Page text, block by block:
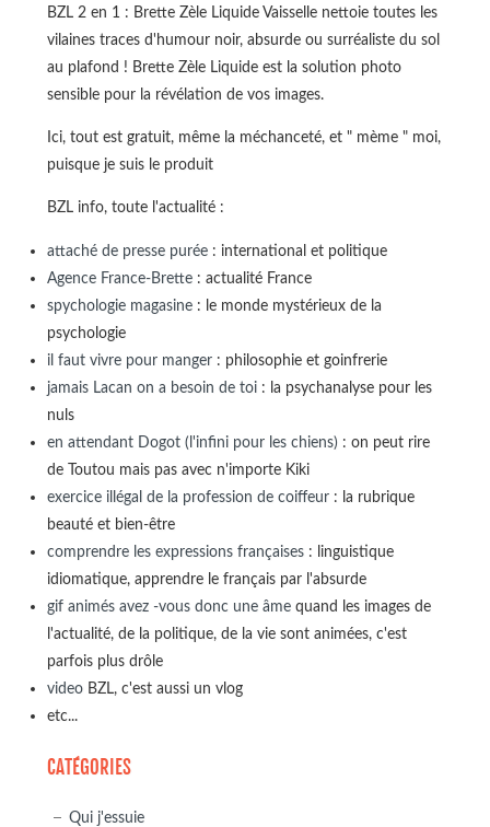
BZL 2 en 1 : Brette Zèle Liquide Vaisselle nettoie toutes les
vilaines traces d'humour noir, absurde ou surréaliste du sol
au plafond ! Brette Zèle Liquide est la solution photo
sensible pour la révélation de vos images.
Ici, tout est gratuit, même la méchanceté, et " mème " moi,
puisque je suis le produit
BZL info, toute l'actualité :
attaché de presse purée: international et politique
Agence France-Brette: actualité France
spychologie magasine: le monde mystérieux de la
psychologie
il faut vivre pour manger: philosophie et goinfrerie
jamais Lacan on a besoin de toi: la psychanalyse pour les
nuls
en attendant Dogot (l'infini pour les chiens): on peut rire
de Toutou mais pas avec n'importe Kiki
exercice illégal de la profession de coiffeur: la rubrique
beauté et bien-être
comprendre les expressions françaises: linguistique
idiomatique, apprendre le français par l'absurde
gif animés avez -vous donc une âmequand les images de
l'actualité, de la politique, de la vie sont animées, c'est
parfois plus drôle
videoBZL, c'est aussi un vlog
etc...
CATÉGORIES
Qui j'essuie